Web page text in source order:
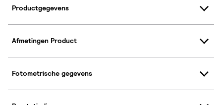
Productgegevens
Afmetingen Product
Fotometrische gegevens